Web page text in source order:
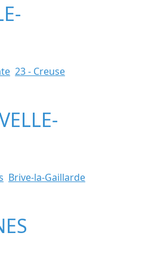
23 - Creuse
Brive-la-Gaillarde